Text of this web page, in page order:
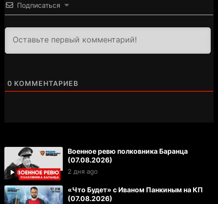
Подписаться
0 КОММЕНТАРИЕВ
Военное ревю полковника Баранца
(07.08.2026)
2 дня ago
«Что Будет» с Иваном Панкиным на КП
(07.08.2026)